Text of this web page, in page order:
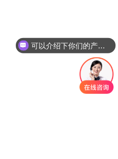
可以介绍下你们的产品么